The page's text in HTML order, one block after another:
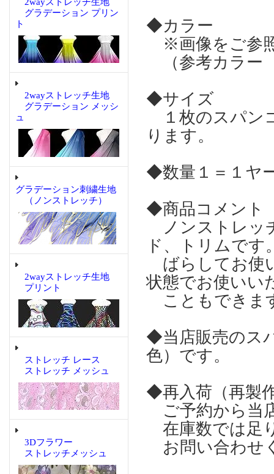
グラデーション プリン
ト
2wayストレッチ生地
グラデーション メッシ
ュ
グラデーション刺繍生地
（ノンストレッチ）
2wayストレッチ生地
プリント
ストレッチ レース
ストレッチ メッシュ
3Dフラワー
ストレッチメッシュ
◆カラー
※画像をご参
（参考カラー
◆サイズ
１枚のスパン
ります。
◆数量１＝１ヤ
◆商品コメント
ノンストレッ
ド、トリムです
ばらしてお使
状態でお使いい
こともでき
◆当店販売のス
色）です。
◆再入荷（再
ご予約から当
在庫数では足
お問い合わせ